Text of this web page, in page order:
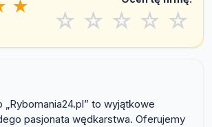
★
☆ ☆ ☆ ☆ ☆
„Rybomania24.pl” to wyjątkowe
pasjonata wędkarstwa. Oferujemy